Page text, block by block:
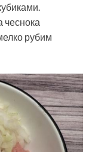
чеснока
рубим